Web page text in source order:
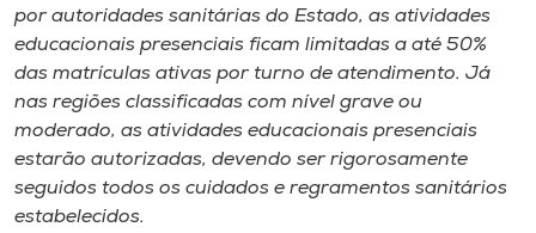
por autoridades sanitárias do Estado, as atividades
educacionais presenciais ficam limitadas a até 50%
das matrículas ativas por turno de atendimento. Já
nas regiões classificadas com nível grave ou
moderado, as atividades educacionais presenciais
estarão autorizadas, devendo ser rigorosamente
seguidos todos os cuidados e regramentos sanitários
estabelecidos.